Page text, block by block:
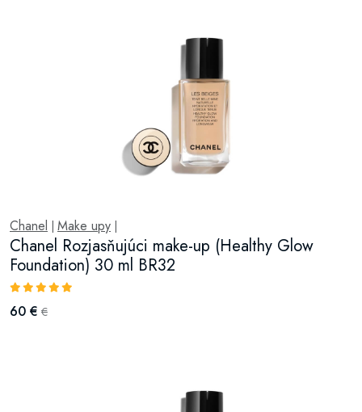
Chanel Make upy
Chanel Rozjasňujúci make-up (Healthy Glow
Foundation) 30 ml BR32
60 € €